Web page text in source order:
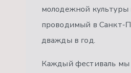
молодежной культуры
проводимый в Санкт-
дважды в год.
Каждый фестиваль мы